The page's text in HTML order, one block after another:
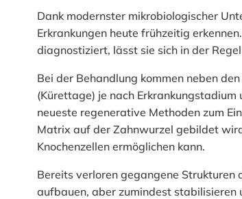
Dank modernster mikrobiologischer
Erkrankungen heute frühzeitig
diagnostiziert, lässt sie sich in der
Bei der Behandlung kommen neben
(Kürettage) je nach
neueste regenerative Methoden zum
Matrix auf der Zahnwurzel gebildet
Knochenzellen ermöglichen kann.
Bereits verloren gegangene
aufbauen, aber zumindest stabilisieren